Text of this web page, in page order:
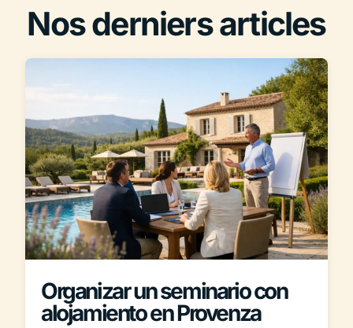
Nos derniers articles
Organizar un seminario con
alojamiento en Provenza